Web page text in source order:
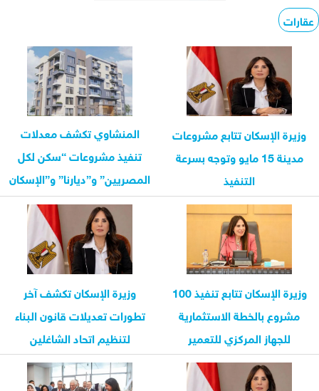
عقارات
وزيرة الإسكان تتابع مشروعات
مدينة 15 مايو وتوجه بسرعة
التنفيذ
المنشاوي تكشف معدلات
تنفيذ مشروعات “سكن لكل
المصريين” و”ديارنا” و”الإسكان
الأخضر” في...
وزيرة الإسكان تتابع تنفيذ 100
مشروع بالخطة الاستثمارية
للجهاز المركزي للتعمير
وزيرة الإسكان تكشف آخر
تطورات تعديلات قانون البناء
لتنظيم اتحاد الشاغلين